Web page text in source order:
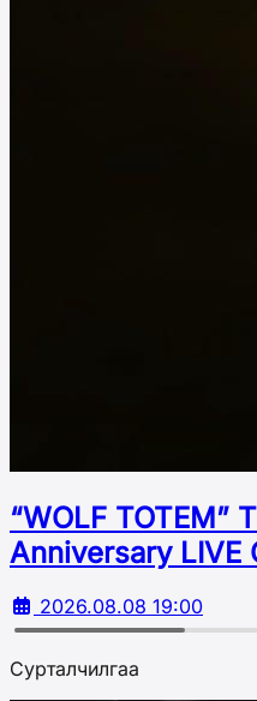
“WOLF TOTEM”
Аnniversary LIVE
2026.08.08 19:00
Сурталчилгаа